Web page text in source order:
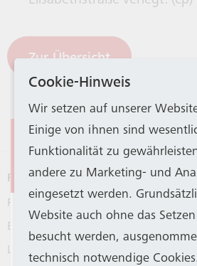
Zur Übersicht
Fahrpläne
Fahrplanauskunft
Bonner Nachtnetz
Linien
Aus betriebstechnischen
SWB Bus und Bahn und
der Stadtbahn-Fahrzeuge
Cookie-Hinweis
Wir setzen auf unserer
Einige von ihnen sind
Funktionalität zu
andere zu Marketing- und
eingesetzt werden.
Website auch ohne das
besucht werden,
technisch notwendige